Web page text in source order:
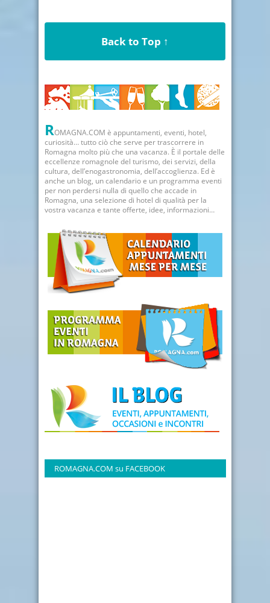
Back to Top ↑
ROMAGNA.COM è appuntamenti, eventi, hotel,
curiosità… tutto ciò che serve per trascorrere in
Romagna molto più che una vacanza. È il portale delle
eccellenze romagnole del turismo, dei servizi, della
cultura, dell’enogastronomia, dell’accoglienza. Ed è
anche un blog, un calendario e un programma eventi
per non perdersi nulla di quello che accade in
Romagna, una selezione di hotel di qualità per la
vostra vacanza e tante offerte, idee, informazioni…
ROMAGNA.COM su FACEBOOK